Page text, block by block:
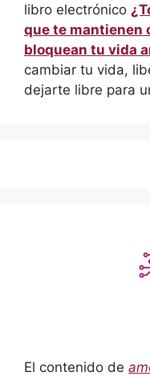
libro electrónico
que te mantienen
bloquean tu vida
cambiar tu vida,
dejarte libre para
El contenido de